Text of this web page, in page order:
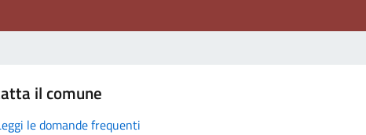
il comune
le domande frequenti